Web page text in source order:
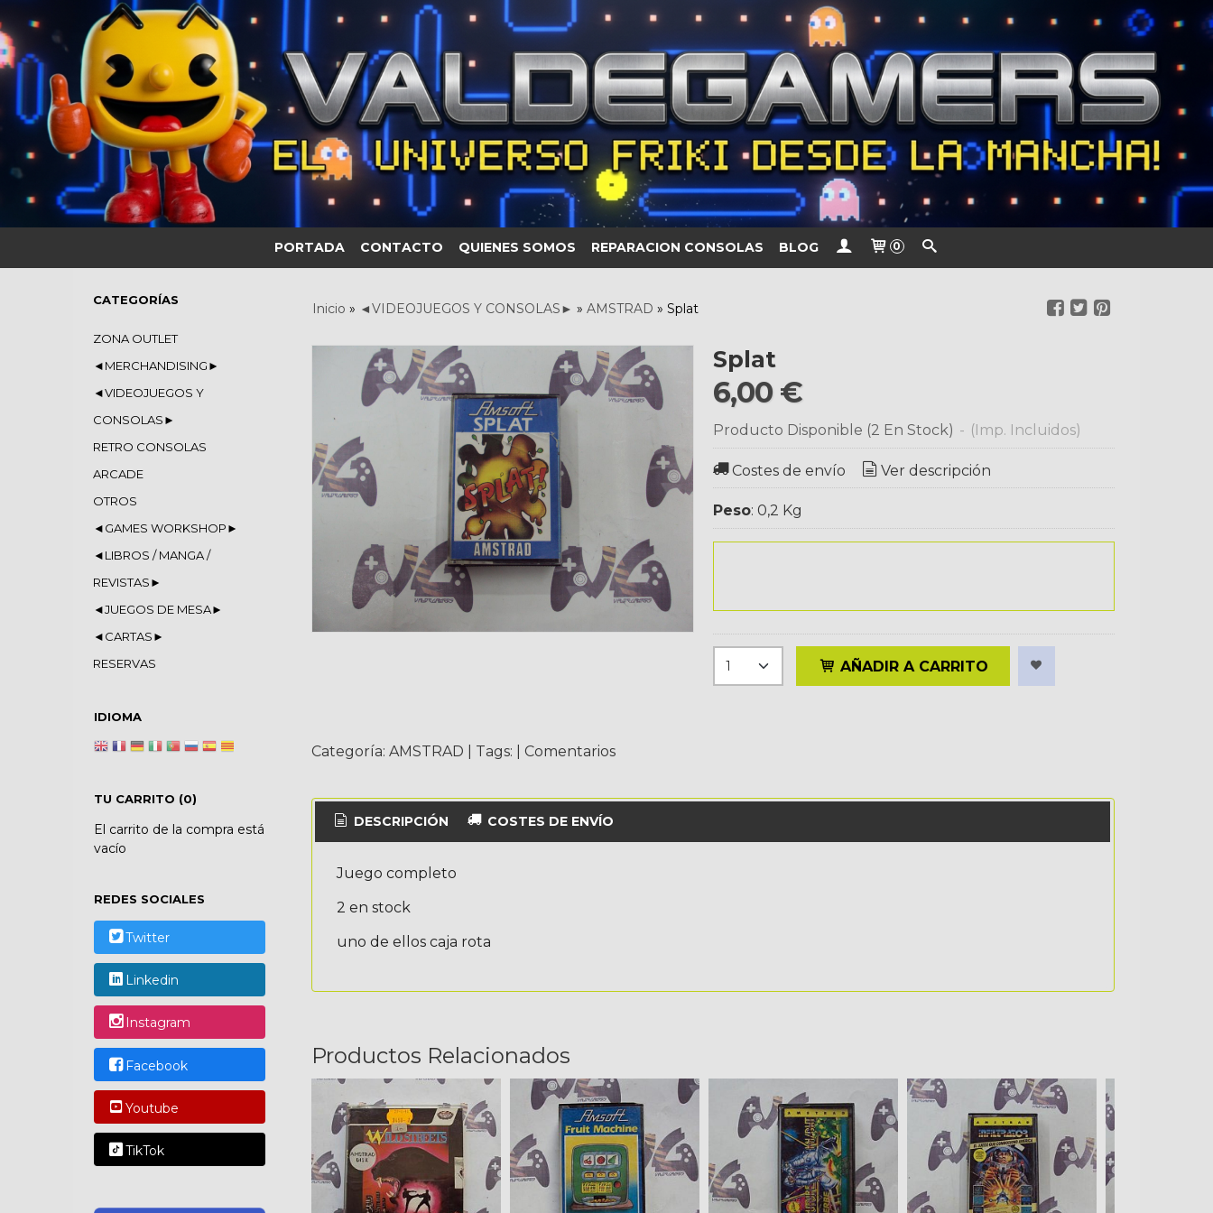
PORTADA CONTACTO QUIENES SOMOS REPARACION CONSOLAS BLOG 0
CATEGORÍAS
ZONA OUTLET
◄MERCHANDISING►
◄VIDEOJUEGOS Y
CONSOLAS►
RETRO CONSOLAS
ARCADE
OTROS
◄GAMES WORKSHOP►
◄LIBROS / MANGA /
REVISTAS►
◄JUEGOS DE MESA►
◄CARTAS►
RESERVAS
IDIOMA
TU CARRITO (0)
El carrito de la compra está
vacío
REDES SOCIALES
Twitter
Linkedin
Instagram
Facebook
Youtube
TikTok
Inicio » ◄VIDEOJUEGOS Y CONSOLAS► » AMSTRAD » Splat
Splat
6,00 €
Producto Disponible (2 En Stock) - (Imp. Incluidos)
Costes de envío Ver descripción
Peso: 0,2 Kg
AÑADIR A CARRITO
Categoría: AMSTRAD Tags: Comentarios
DESCRIPCIÓN COSTES DE ENVÍO
Juego completo
2 en stock
uno de ellos caja rota
Productos Relacionados